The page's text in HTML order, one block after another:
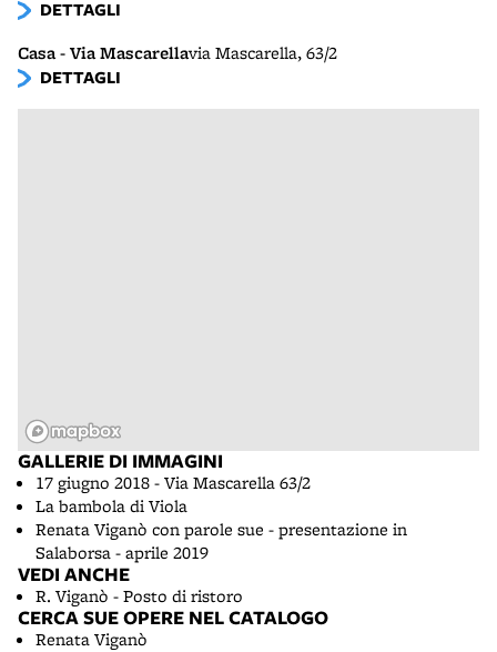
DETTAGLI
Casa - Via Mascarellavia Mascarella, 63/2
DETTAGLI
GALLERIE DI IMMAGINI
17 giugno 2018 - Via Mascarella 63/2
La bambola di Viola
Renata Viganò con parole sue - presentazione in
Salaborsa - aprile 2019
VEDI ANCHE
R. Viganò - Posto di ristoro
CERCA SUE OPERE NEL CATALOGO
Renata Viganò